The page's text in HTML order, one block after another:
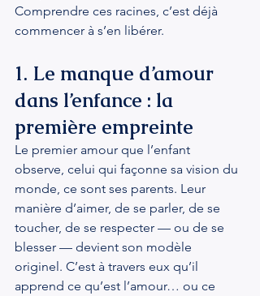
Comprendre ces racines, c’est déjà
commencer à s’en libérer.
1. Le manque d’amour
dans l’enfance : la
première empreinte
Le premier amour que l’enfant
observe, celui qui façonne sa vision du
monde, ce sont ses parents. Leur
manière d’aimer, de se parler, de se
toucher, de se respecter — ou de se
blesser — devient son modèle
originel. C’est à travers eux qu’il
apprend ce qu’est l’amour… ou ce